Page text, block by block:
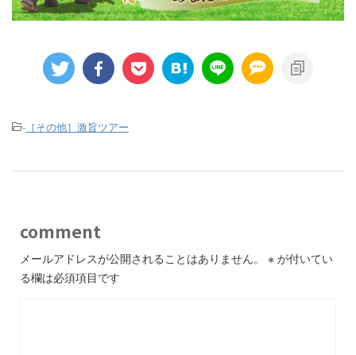
- ［その他］激旨ツアー
comment
メールアドレスが公開されることはありません。 ※ が付いてい
る欄は必須項目です